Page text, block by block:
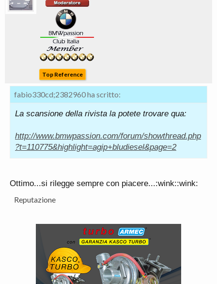
Top Reference
fabio330cd;2382960 ha scritto:
La scansione della rivista la potete trovare qua:
http://www.bmwpassion.com/forum/showthread.php
?t=110775&highlight=agip+bludiesel&page=2
Ottimo...si rilegge sempre con piacere...:wink::wink:
Reputazione